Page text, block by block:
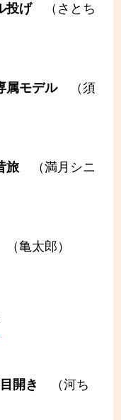
投げ（さとち
モデル（須
旅（満月シニ
亀太郎）
開き
（河ち